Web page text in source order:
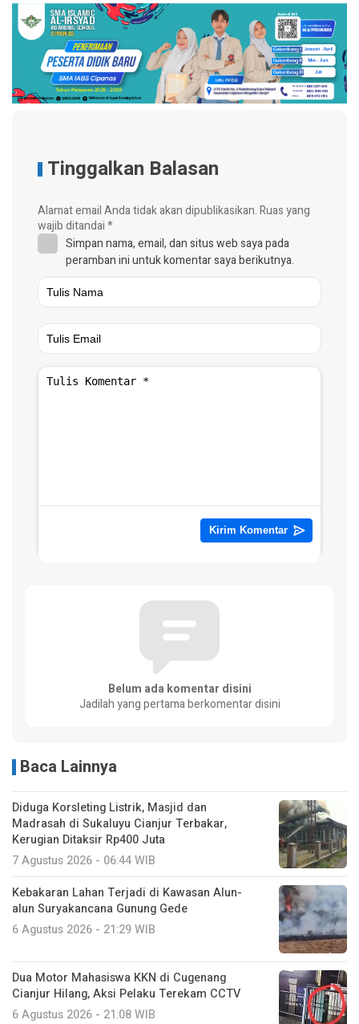
Tinggalkan Balasan
Alamat email Anda tidak akan dipublikasikan.Ruas yang
wajib ditandai*
Simpan nama, email, dan situs web saya pada
peramban ini untuk komentar saya berikutnya.
Belum ada komentar disini
Jadilah yang pertama berkomentar disini
Baca Lainnya
Diduga Korsleting Listrik, Masjid dan
Madrasah di Sukaluyu Cianjur Terbakar,
Kerugian Ditaksir Rp400 Juta
7 Agustus 2026 - 06:44 WIB
Kebakaran Lahan Terjadi di Kawasan Alun-
alun Suryakancana Gunung Gede
6 Agustus 2026 - 21:29 WIB
Dua Motor Mahasiswa KKN di Cugenang
Cianjur Hilang, Aksi Pelaku Terekam CCTV
6 Agustus 2026 - 21:08 WIB